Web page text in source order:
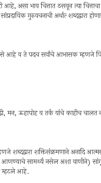
असा भाव चित्तात ठसवून त्या
गुरुवचनाची अर्थात्‍ शब्दद्वारा
व ते पदच सर्वांचे आभासक म्हणजे
ऊहापोह व तर्क यांचे काहीच चालत
शब्दद्वारा शक्तिसंक्रमणाने अनादि
आणण्याचे सामर्थ्य नसेल अशा वाणीने)
म्हटले आहे.